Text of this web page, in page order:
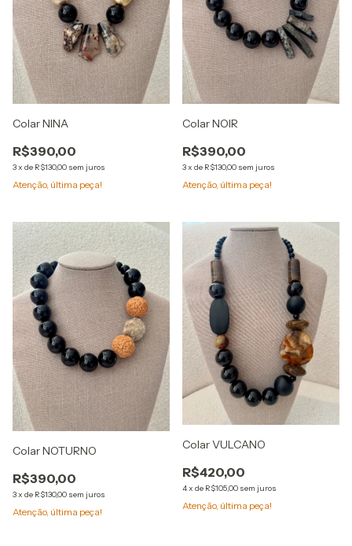
Colar NINA
R$390,00
3x de R$130,00 sem juros
Atenção, última peça!
Colar NOIR
R$390,00
3x de R$130,00 sem juros
Atenção, última peça!
Colar NOTURNO
R$390,00
3x de R$130,00 sem juros
Atenção, última peça!
Colar VULCANO
R$420,00
4x de R$105,00 sem juros
Atenção, última peça!